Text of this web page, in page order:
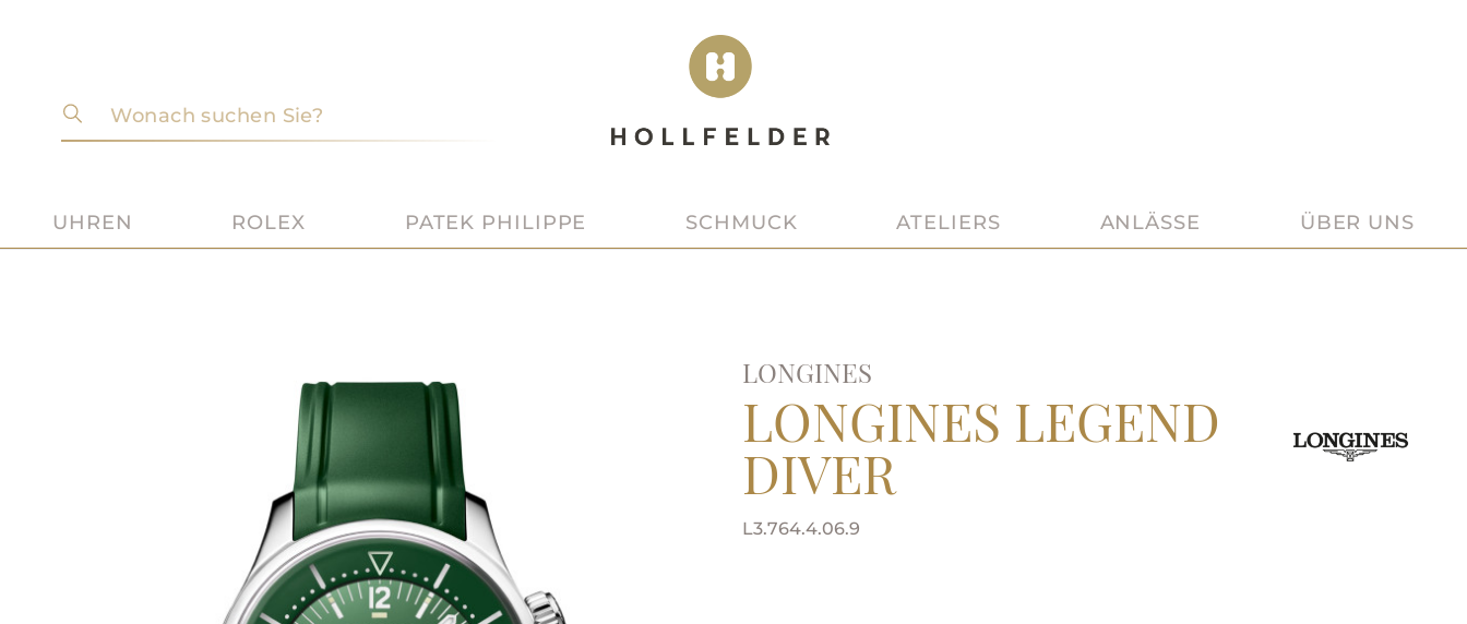
Wonach suchen Sie?
UHREN ROLEX PATEK PHILIPPE SCHMUCK ATELIERS ANLÄSSE ÜBER UNS
LONGINES
LONGINES LEGEND
DIVER
L3.764.4.06.9